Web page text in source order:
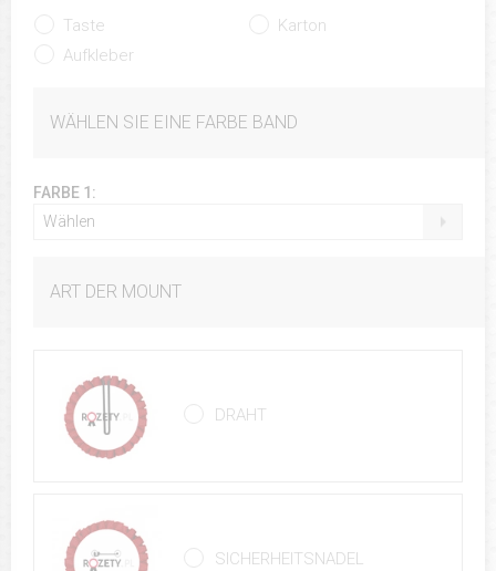
Taste
Karton
Aufkleber
WÄHLEN SIE EINE FARBE BAND
FARBE 1:
Wählen
ART DER MOUNT
DRAHT
SICHERHEITSNADEL